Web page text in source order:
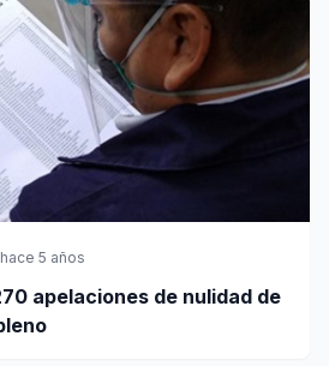
hace 5 años
apelaciones de nulidad de